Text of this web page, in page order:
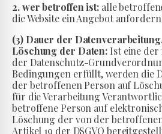
2. wer betroffen ist:alle
die Website ein Angebot
(3) Dauer der
Löschung der Daten: Ist eine der
der Datenschutz-
Bedingungen erfüllt, werden die
der betroffenen Person auf
für die Verarbeitung
betroffene Person auf
Löschung der von der
Artikel 19 der DSGVO